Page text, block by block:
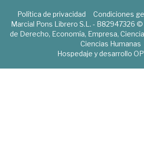
Política de privacidad Condiciones
Marcial Pons Librero S.L. - B82947326
de Derecho, Economía, Empresa,
Ciencias Humanas
Hospedaje y desarrollo